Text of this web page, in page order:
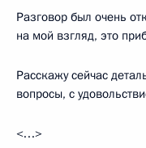
Разговор был очень
на мой взгляд, это
Расскажу сейчас
вопросы, с
<…>